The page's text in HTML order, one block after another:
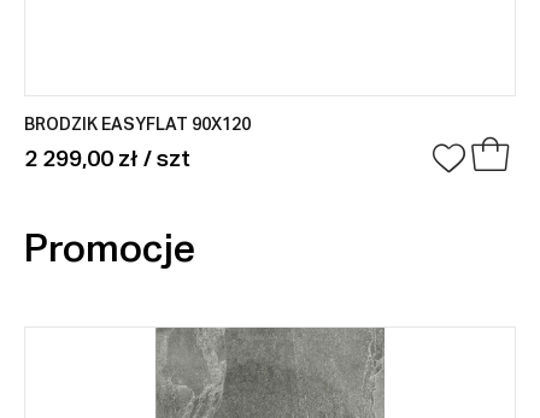
BRODZIK EASYFLAT 90X120
2 299,00 zł / szt
Promocje